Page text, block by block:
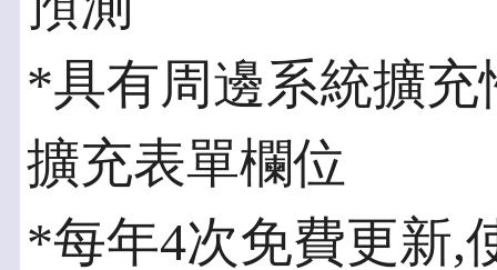
*具有周邊系統擴
擴充表單欄位
*每年4次免費更新,